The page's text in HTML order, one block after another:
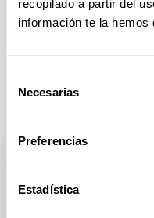
recopilado a partir del
información te la hemos
Necesarias
Preferencias
Estadística